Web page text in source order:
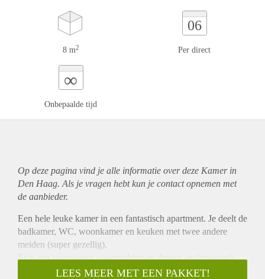
8 m2
06
Per direct
∞
Onbepaalde tijd
Op deze pagina vind je alle informatie over deze Kamer in
Den Haag. Als je vragen hebt kun je contact opnemen met
de aanbieder.
Een hele leuke kamer in een fantastisch apartment. Je deelt de
badkamer, WC, woonkamer en keuken met twee andere
meiden (super gezellig).
Er is een vaatwasser, wasmachine en droger, en (gewoon)
verwarming en WIFI.
LEES MEER MET EEN PAKKET!